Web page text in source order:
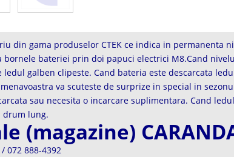
din gama produselor CTEK ce indica in
bornele bateriei prin doi papuci electrici M8.Cand
galben clipeste. Cand bateria este descarcata
va scuteste de surprize in special in
sau necesita o incarcare suplimentara. Cand
drum lung.
(magazine)
072 888-4392